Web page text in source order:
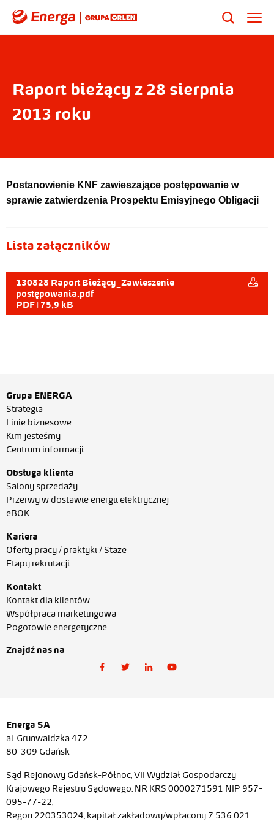
Raport bieżący z 28 sierpnia
2013 roku
Postanowienie KNF zawieszające postępowanie w
sprawie zatwierdzenia Prospektu Emisyjnego Obligacji
Lista załączników
130828 Raport Bieżący_Zawieszenie
postępowania.pdf
PDF | 75,9 kB
Grupa ENERGA
Strategia
Linie biznesowe
Kim jesteśmy
Centrum informacji
Obsługa klienta
Salony sprzedaży
Przerwy w dostawie energii elektrycznej
eBOK
Kariera
Oferty pracy / praktyki / Staże
Etapy rekrutacji
Kontakt
Kontakt dla klientów
Współpraca marketingowa
Pogotowie energetyczne
Znajdź nas na
Energa SA
al. Grunwaldzka 472
80-309 Gdańsk
Sąd Rejonowy Gdańsk-Północ, VII Wydział Gospodarczy
Krajowego Rejestru Sądowego, NR KRS 0000271591 NIP 957-
095-77-22,
Regon 220353024, kapitał zakładowy/wpłacony 7 536 021